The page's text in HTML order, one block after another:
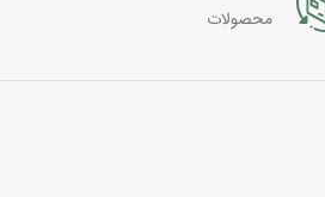
محصولات